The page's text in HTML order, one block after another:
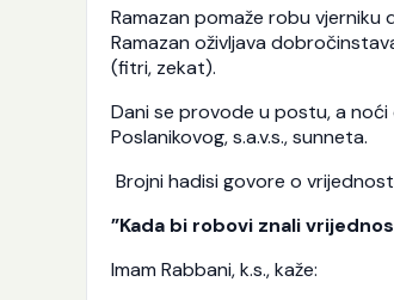
Ramazan pomaže robu vjerniku
Ramazan oživljava
(fitri, zekat).
Dani se provode u postu, a
Poslanikovog, s.a.v.s., sunneta.
Brojni hadisi govore o
”Kada bi robovi znali
Imam Rabbani, k.s., kaže: